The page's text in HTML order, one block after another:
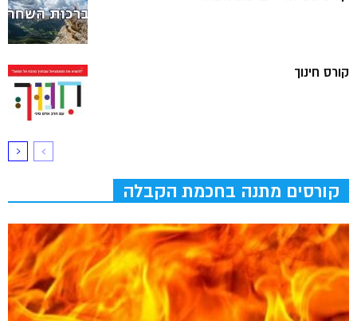
קורס חינוך
קורסים מתנה בחכמת הקבלה